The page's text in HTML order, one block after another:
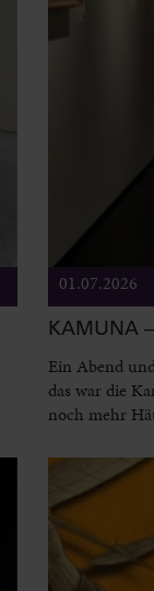
01.07.2026
KAMUNA
Ein Abend
das war die
noch mehr